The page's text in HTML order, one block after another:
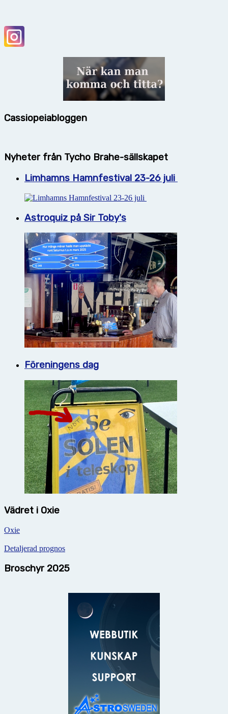
Cassiopeiabloggen
Nyheter från Tycho Brahe-sällskapet
Limhamns Hamnfestival 23-26 juli
Astroquiz på Sir Toby's
Föreningens dag
Vädret i Oxie
Oxie
Detaljerad prognos
Broschyr 2025